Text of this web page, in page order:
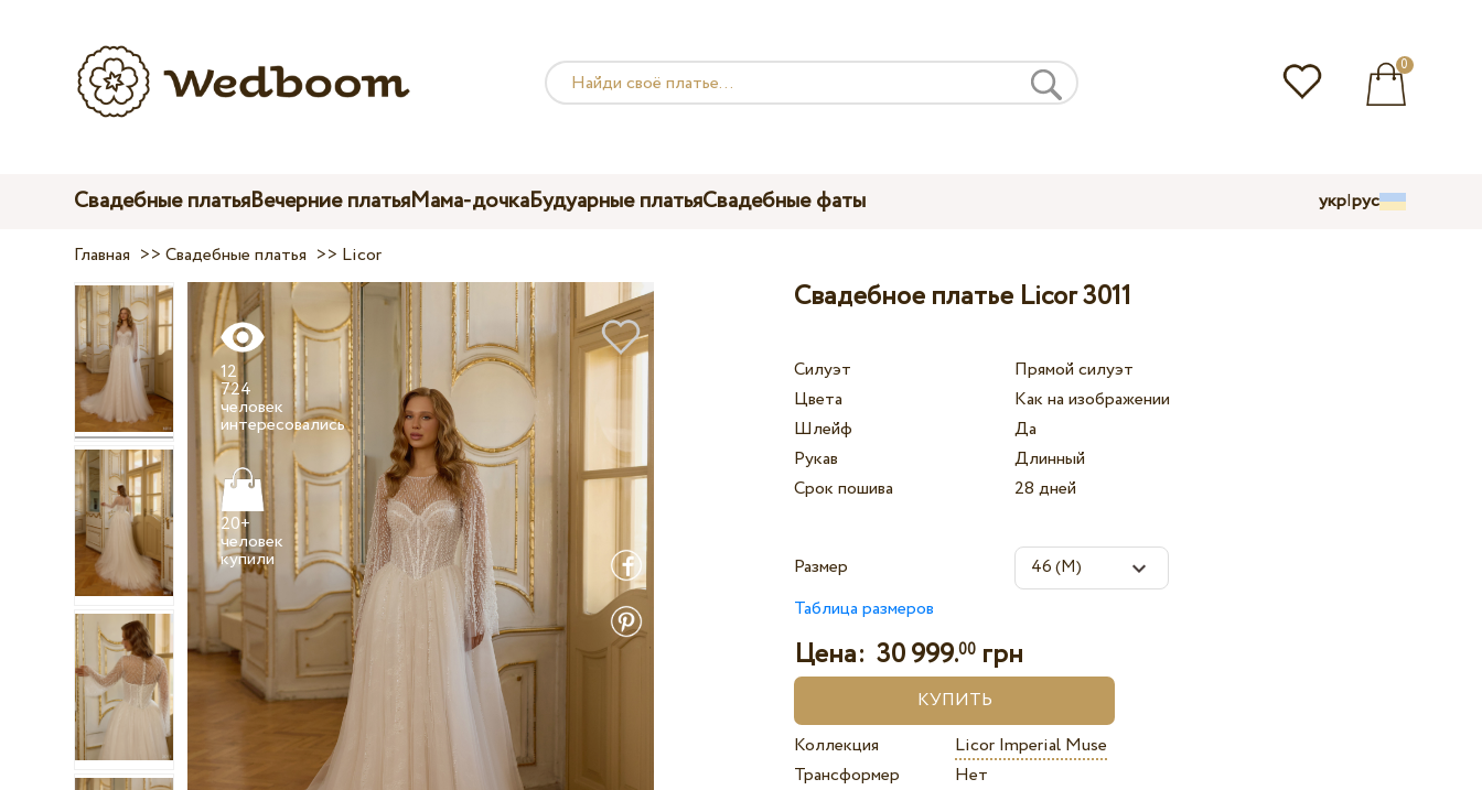
0
Свадебные платьяВечерние платьяМама-дочкаБудуарные платьяСвадебные фаты укр|рус
Главная >>Свадебные платья >> Licor
12
724
человек
интересовались
20+
человек
Свадебное платье Licor 3011
Силуэт
Прямой силуэт
Цвета
Как на изображении
Шлейф
Да
Рукав
Длинный
Срок пошива
28 дней
Размер
Таблица размеров
Цена:30 999.00 грн
Коллекция
Licor Imperial Muse
Трансформер
Нет